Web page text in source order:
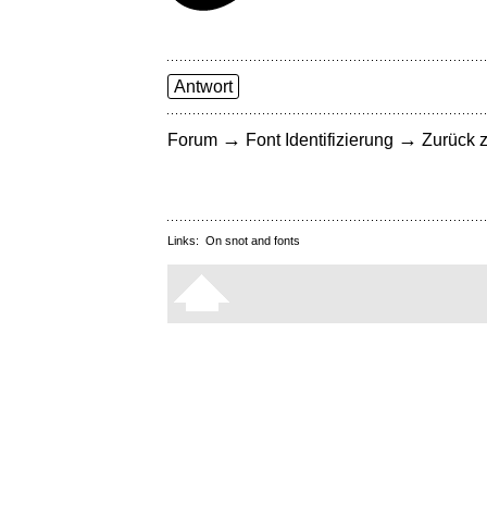
Antwort
Forum → Font Identifizierung → Zurück
Links: On snot and fonts